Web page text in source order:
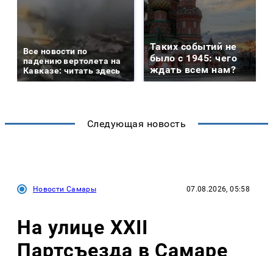
Все новости по
падению вертолета на
Кавказе: читать здесь
Таких событий не
было с 1945: чего
ждать всем нам?
Следующая новость
Новости Самары 07.08.2026, 05:58
На улице XXII
Партсъезда в Самаре